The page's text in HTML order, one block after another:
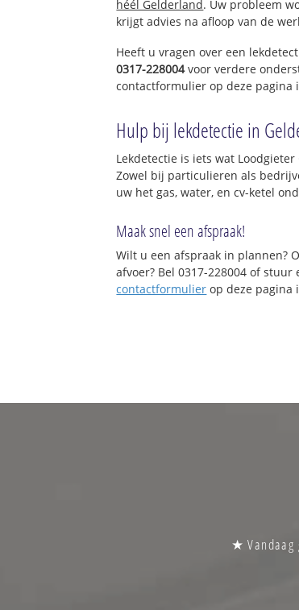
héél Gelderland. Uw probleem
krijgt advies na afloop van de
Heeft u vragen over een
0317-228004voor verdere
contactformulier op deze pagina
Hulp bij lekdetectie in
Lekdetectie is iets wat
Zowel bij particulieren als
uw het gas, water, en cv-ketel
Maak snel een afspraak!
Wilt u een afspraak in plannen?
afvoer? Bel 0317-228004 of stuur
contactformulier op deze pagina
★ Vandaag